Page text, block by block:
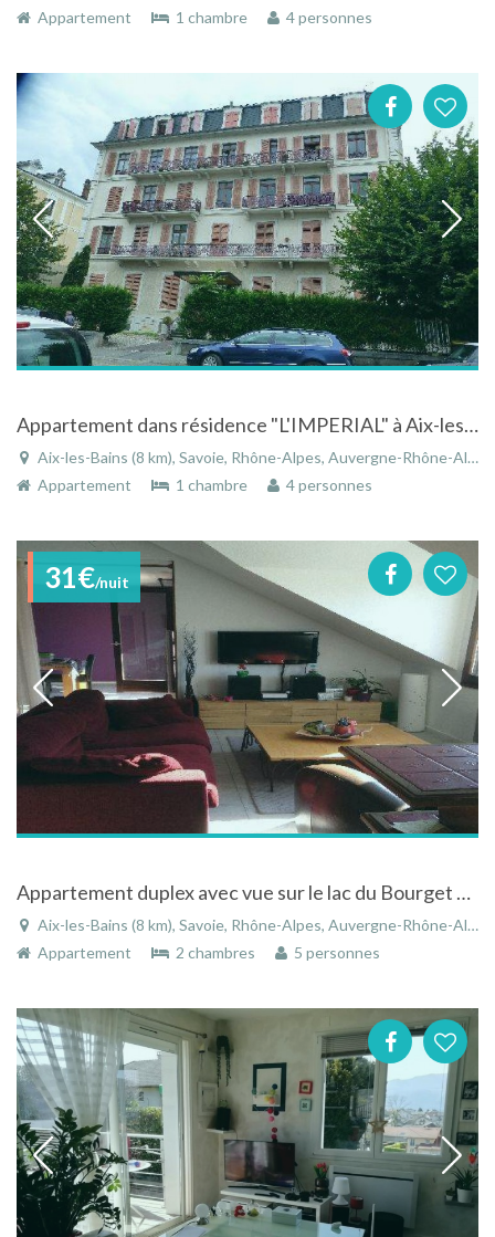
Appartement 1 chambre 4 personnes
Appartement dans résidence "L'IMPERIAL" à Aix-les-Bains en Savoie, location saisonnière
Aix-les-Bains (8 km), Savoie, Rhône-Alpes, Auvergne-Rhône-Alpes, France
Appartement
1 chambre 4 personnes
31€/nuit
Appartement duplex avec vue sur le lac du Bourget à Aix-les-Bains - Savoie - Rhône-Alpes
Aix-les-Bains (8 km), Savoie, Rhône-Alpes, Auvergne-Rhône-Alpes, France
Appartement
2 chambres 5 personnes